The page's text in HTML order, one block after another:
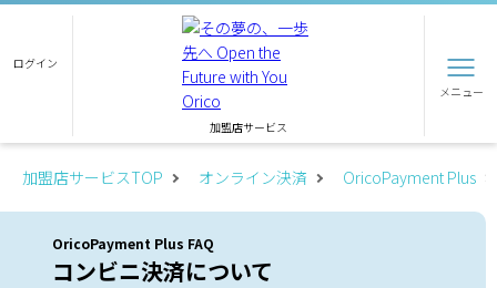
ログイン
加盟店サービス
メニュー
加盟店サービスTOP オンライン決済 OricoPayment Plus
OricoPayment Plus FAQ
コンビニ決済について